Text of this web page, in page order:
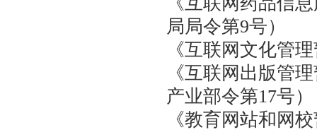
局局令第9号）
《互联网文化
《互联网出版
产业部令第17号
《教育网站和